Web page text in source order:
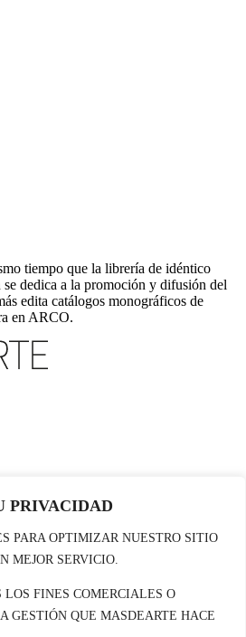
PRIVACIDAD
PARA OPTIMIZAR NUESTRO SITIO
MEJOR SERVICIO.
FINES COMERCIALES O
GESTIÓN QUE MASDEARTE HACE
tiempo que la librería de idéntico
dedica a la promoción y difusión del
edita catálogos monográficos de
en ARCO.
de exposiciones, museos y artistas